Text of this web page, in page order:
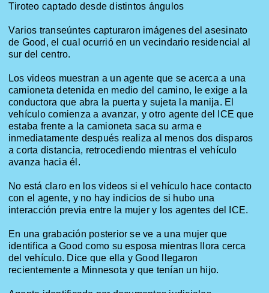
Tiroteo captado desde distintos ángulos
Varios transeúntes capturaron imágenes del asesinato
de Good, el cual ocurrió en un vecindario residencial al
sur del centro.
Los videos muestran a un agente que se acerca a una
camioneta detenida en medio del camino, le exige a la
conductora que abra la puerta y sujeta la manija. El
vehículo comienza a avanzar, y otro agente del ICE que
estaba frente a la camioneta saca su arma e
inmediatamente después realiza al menos dos disparos
a corta distancia, retrocediendo mientras el vehículo
avanza hacia él.
No está claro en los videos si el vehículo hace contacto
con el agente, y no hay indicios de si hubo una
interacción previa entre la mujer y los agentes del ICE.
En una grabación posterior se ve a una mujer que
identifica a Good como su esposa mientras llora cerca
del vehículo. Dice que ella y Good llegaron
recientemente a Minnesota y que tenían un hijo.